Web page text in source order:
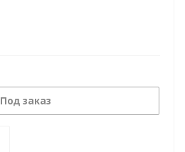
Под заказ